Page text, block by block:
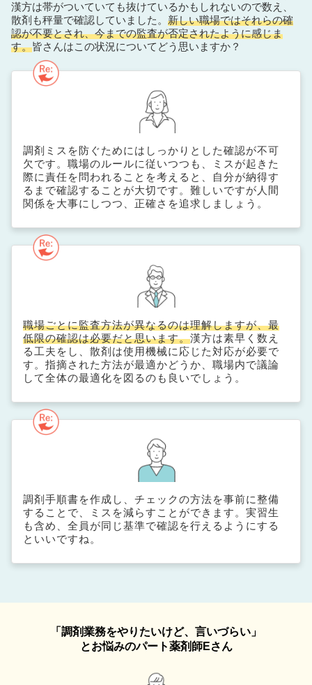
漢方は帯がついていても抜けているかもしれないので数え、
散剤も秤量で確認していました。 新しい職場ではそれらの確
認が不要とされ、今までの監査が否定されたように感じま
す。皆さんはこの状況についてどう思いますか？
調剤ミスを防ぐためにはしっかりとした確認が不可
欠です。職場のルールに従いつつも、ミスが起きた
際に責任を問われることを考えると、自分が納得す
るまで確認することが大切です。難しいですが人間
関係を大事にしつつ、正確さを追求しましょう。
職場ごとに監査方法が異なるのは理解しますが、最
低限の確認は必要だと思います。漢方は素早く数え
る工夫をし、散剤は使用機械に応じた対応が必要で
す。指摘された方法が最適かどうか、職場内で議論
して全体の最適化を図るのも良いでしょう。
調剤手順書を作成し、チェックの方法を事前に整備
することで、ミスを減らすことができます。実習生
も含め、全員が同じ基準で確認を行えるようにする
といいですね。
「調剤業務をやりたいけど、言いづらい」
とお悩みのパート薬剤師Eさん